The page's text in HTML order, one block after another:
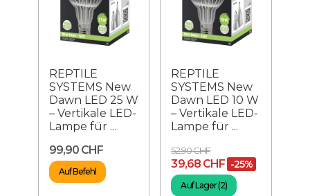
REPTILE
SYSTEMS New
Dawn LED 25 W
– Vertikale LED-
Lampe für ...
99,90 CHF
Auf Befehl
REPTILE
SYSTEMS New
Dawn LED 10 W
– Vertikale LED-
Lampe für ...
52,90 CHF
39,68 CHF -25%
Auf Lager (2)